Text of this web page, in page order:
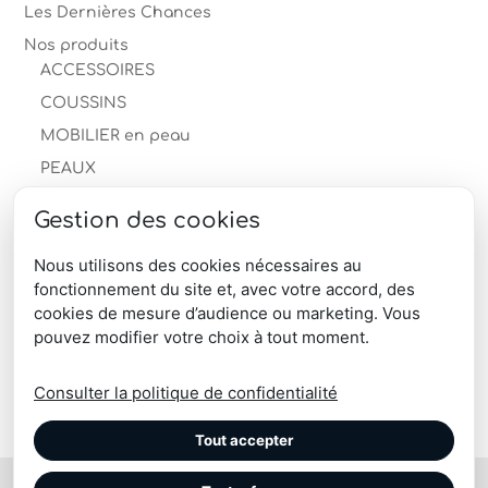
60,00€.48,00€.
Les Dernières Chances
Nos produits
ACCESSOIRES
COUSSINS
MOBILIER en peau
PEAUX
Peau de mouton
Peau de vache
TAPIS
produits-professionnels
Télécharger le catalogue produits
Gestion des cookies
Nous utilisons des cookies nécessaires au
fonctionnement du site et, avec votre accord, des
cookies de mesure d’audience ou marketing. Vous
pouvez modifier votre choix à tout moment.
Consulter la politique de confidentialité
Tout accepter